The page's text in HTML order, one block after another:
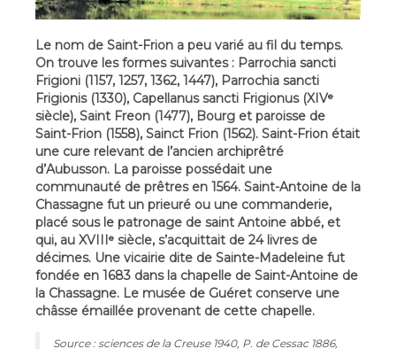
Le nom de Saint-Frion a peu varié au fil du temps.
On trouve les formes suivantes : Parrochia sancti
Frigioni (1157, 1257, 1362, 1447), Parrochia sancti
Frigionis (1330), Capellanus sancti Frigionus (XIVᵉ
siècle), Saint Freon (1477), Bourg et paroisse de
Saint-Frion (1558), Sainct Frion (1562). Saint-Frion était
une cure relevant de l’ancien archiprêtré
d’Aubusson. La paroisse possédait une
communauté de prêtres en 1564. Saint-Antoine de la
Chassagne fut un prieuré ou une commanderie,
placé sous le patronage de saint Antoine abbé, et
qui, au XVIIIᵉ siècle, s’acquittait de 24 livres de
décimes. Une vicairie dite de Sainte-Madeleine fut
fondée en 1683 dans la chapelle de Saint-Antoine de
la Chassagne. Le musée de Guéret conserve une
châsse émaillée provenant de cette chapelle.
Source : sciences de la Creuse 1940, P. de Cessac 1886,